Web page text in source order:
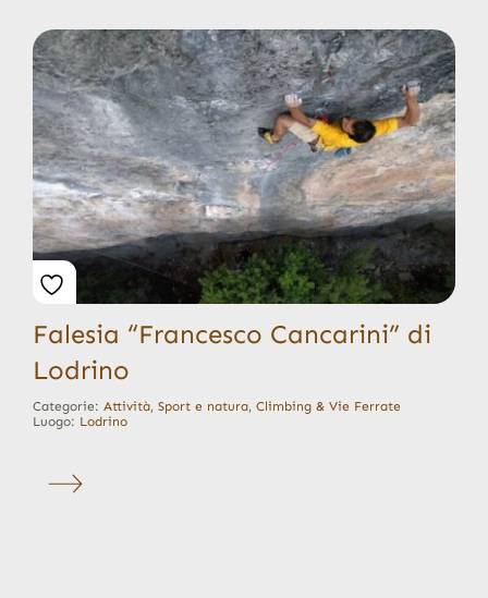
Falesia “Francesco Cancarini” di
Lodrino
Categorie: Attività, Sport e natura, Climbing & Vie Ferrate
Luogo: Lodrino